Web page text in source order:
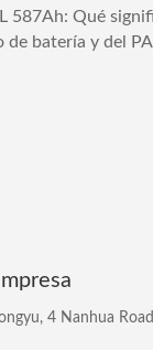
587Ah: Qué
batería y del
4 Nanhua